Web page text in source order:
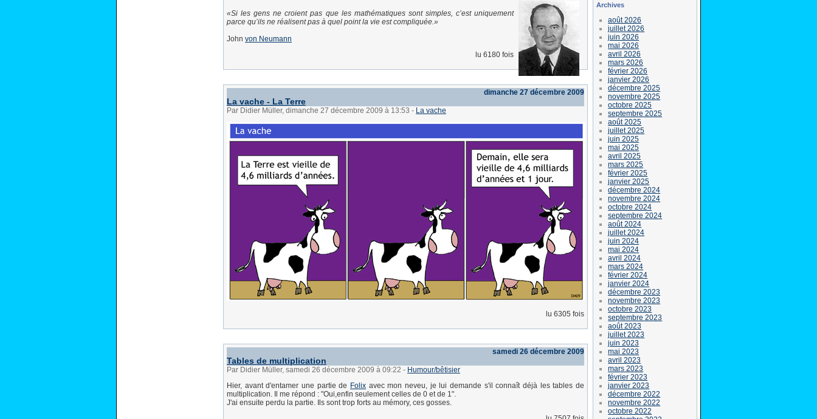
Si les gens ne croient pas que les mathématiques sont simples, c’est uniquement
parce qu’ils ne réalisent pas à quel point la vie est compliquée.
John von Neumann
lu 6180 fois
dimanche 27 décembre 2009
La vache - La Terre
Par Didier Müller, dimanche 27 décembre 2009 à 13:53 - La vache
lu 6305 fois
samedi 26 décembre 2009
Tables de multiplication
Par Didier Müller, samedi 26 décembre 2009 à 09:22 - Humour/bêtisier
Hier, avant d'entamer une partie de Folix avec mon neveu, je lui demande s'il connaît déjà les tables de
multiplication. Il me répond : "Oui,enfin seulement celles de 0 et de 1".
J'ai ensuite perdu la partie. Ils sont trop forts au mémory, ces gosses.
Archives
août 2026
juillet 2026
juin 2026
mai 2026
avril 2026
mars 2026
février 2026
janvier 2026
décembre 2025
novembre 2025
octobre 2025
septembre 2025
août 2025
juillet 2025
juin 2025
mai 2025
avril 2025
mars 2025
février 2025
janvier 2025
décembre 2024
novembre 2024
octobre 2024
septembre 2024
août 2024
juillet 2024
juin 2024
mai 2024
avril 2024
mars 2024
février 2024
janvier 2024
décembre 2023
novembre 2023
octobre 2023
septembre 2023
août 2023
juillet 2023
juin 2023
mai 2023
avril 2023
mars 2023
février 2023
janvier 2023
décembre 2022
novembre 2022
octobre 2022